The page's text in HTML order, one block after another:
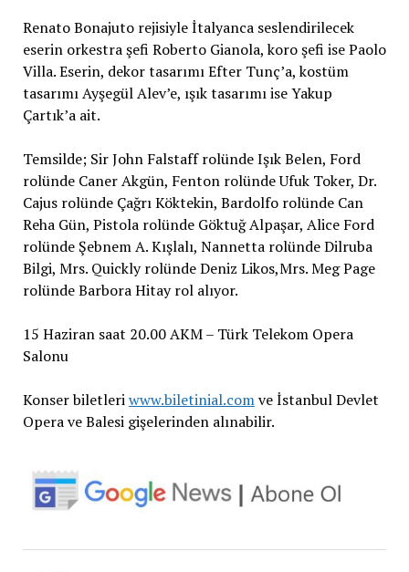
Renato Bonajuto rejisiyle İtalyanca seslendirilecek
eserin orkestra şefi Roberto Gianola, koro şefi ise Paolo
Villa. Eserin, dekor tasarımı Efter Tunç’a, kostüm
tasarımı Ayşegül Alev’e, ışık tasarımı ise Yakup
Çartık’a ait.
Temsilde; Sir John Falstaff rolünde Işık Belen, Ford
rolünde Caner Akgün, Fenton rolünde Ufuk Toker, Dr.
Cajus rolünde Çağrı Köktekin, Bardolfo rolünde Can
Reha Gün, Pistola rolünde Göktuğ Alpaşar, Alice Ford
rolünde Şebnem A. Kışlalı, Nannetta rolünde Dilruba
Bilgi, Mrs. Quickly rolünde Deniz Likos,Mrs. Meg Page
rolünde Barbora Hitay rol alıyor.
15 Haziran saat 20.00 AKM – Türk Telekom Opera
Salonu
Konser biletleriwww.biletinial.comve İstanbul Devlet
Opera ve Balesi gişelerinden alınabilir.